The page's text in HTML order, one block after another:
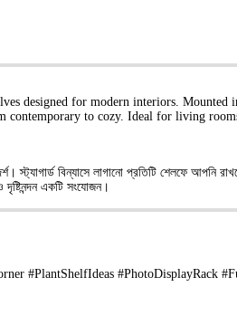
for modern interiors. Mounted
to cozy. Ideal for living
বিন্যাসে লাগানো প্রতিটি শেলফে আপনি
একটি সংযোজন।
#PlantShelfIdeas #PhotoDisplayRack